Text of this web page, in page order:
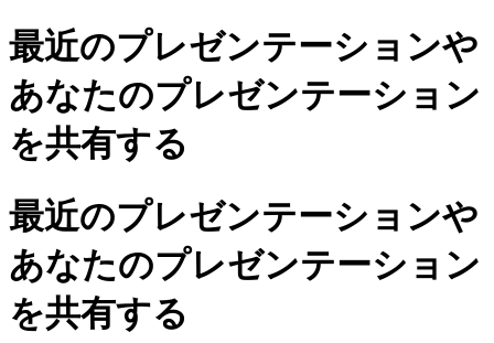
最近のプレゼンテーションや
あなたのプレゼンテーション
を共有する
最近のプレゼンテーションや
あなたのプレゼンテーション
を共有する